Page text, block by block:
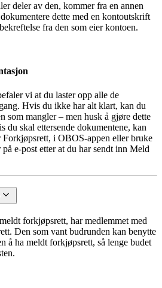
deler av den, kommer fra en annen
dette med en kontoutskrift
fra den som eier kontoen.
vi at du laster opp alle de
Hvis du ikke har alt klart, kan du
som mangler – men husk å gjøre dette
du skal ettersende dokumentene, kan
i OBOS-appen eller bruke
e-post etter at du har sendt inn Meld
forkjøpsrett, har medlemmet med
Den som vant budrunden kan benytte
å ha meldt forkjøpsrett, så lenge budet